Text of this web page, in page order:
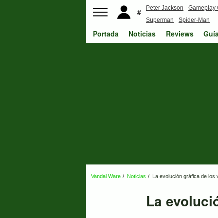
Peter Jackson
Gameplay
Superman
Spider-Man
Portada Noticias Reviews
Vandal Ware Noticias La evolución gráfica de los
La